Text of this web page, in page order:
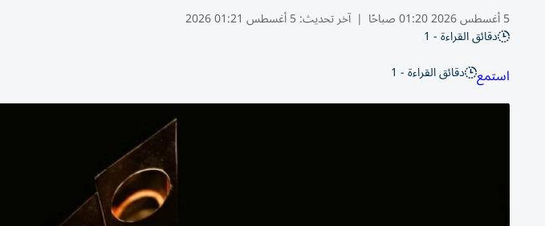
5 أغسطس 2026 01:20 صباحًا | آخر تحديث:5 أغسطس 01:21 2026
دقائق القراءة - 1
استمع دقائق القراءة - 1